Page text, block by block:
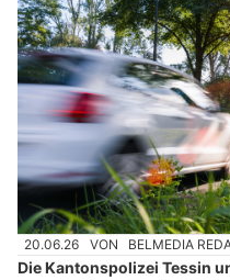
20.06.26 VON BELMEDIA
Die Kantonspolizei Tessin